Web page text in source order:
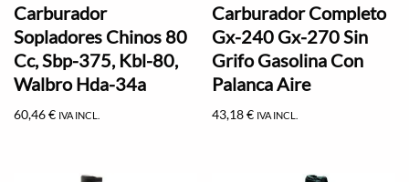
Carburador
Sopladores Chinos 80
Cc, Sbp-375, Kbl-80,
Walbro Hda-34a
60,46€ IVA INCL.
Carburador Completo
Gx-240 Gx-270 Sin
Grifo Gasolina Con
Palanca Aire
43,18€ IVA INCL.